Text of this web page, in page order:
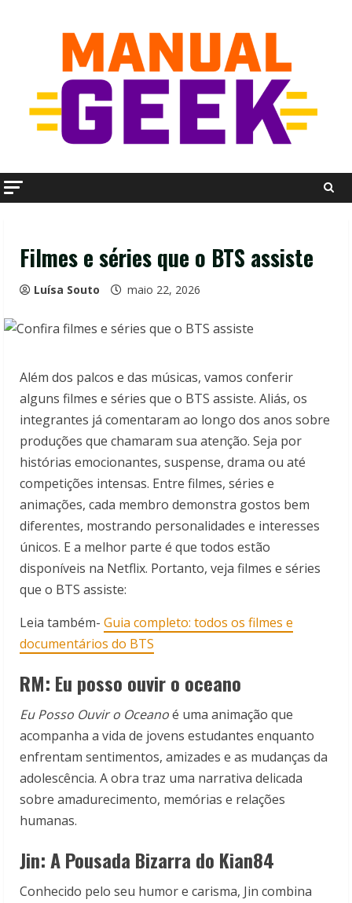
Filmes e séries que o BTS assiste
Luísa Souto maio 22, 2026
Além dos palcos e das músicas, vamos conferir
alguns filmes e séries que o BTS assiste. Aliás, os
integrantes já comentaram ao longo dos anos sobre
produções que chamaram sua atenção. Seja por
histórias emocionantes, suspense, drama ou até
competições intensas. Entre filmes, séries e
animações, cada membro demonstra gostos bem
diferentes, mostrando personalidades e interesses
únicos. E a melhor parte é que todos estão
disponíveis na Netflix. Portanto, veja filmes e séries
que o BTS assiste:
Leia também- Guia completo: todos os filmes e
documentários do BTS
RM: Eu posso ouvir o oceano
Eu Posso Ouvir o Oceanoé uma animação que
acompanha a vida de jovens estudantes enquanto
enfrentam sentimentos, amizades e as mudanças da
adolescência. A obra traz uma narrativa delicada
sobre amadurecimento, memórias e relações
humanas.
Jin: A Pousada Bizarra do Kian84
Conhecido pelo seu humor e carisma, Jin combina